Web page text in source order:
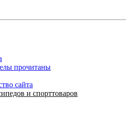
прочитаны
сайта
и спорттоваров